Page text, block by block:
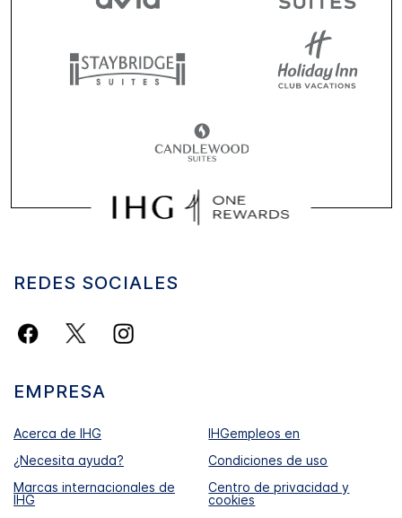
REDES SOCIALES
EMPRESA
Acerca de IHG
IHGempleos en
¿Necesita ayuda?
Condiciones de uso
Marcas internacionales de
IHG
Centro de privacidad y
cookies